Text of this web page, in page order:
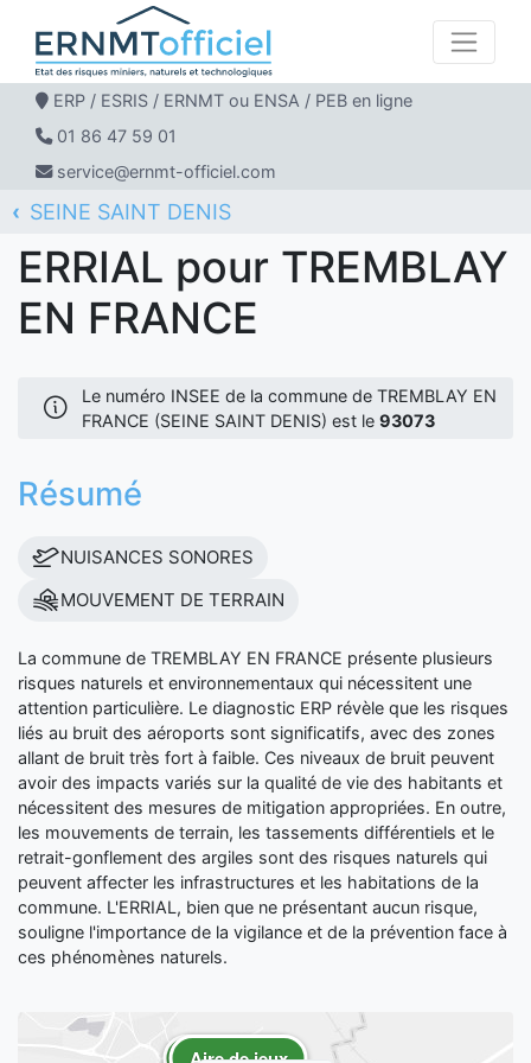
ERP / ESRIS / ERNMT ou ENSA / PEB en ligne
01 86 47 59 01
service@ernmt-officiel.com
ERNMT Officiel
ERRIAL
SEINE SAINT DENIS
TREMBLAY EN FRANCE
ERRIAL pour TREMBLAY
EN FRANCE
Le numéro INSEE de la commune de TREMBLAY EN
FRANCE (SEINE SAINT DENIS) est le 93073
Résumé
NUISANCES SONORES
MOUVEMENT DE TERRAIN
La commune de TREMBLAY EN FRANCE présente plusieurs
risques naturels et environnementaux qui nécessitent une
attention particulière. Le diagnostic ERP révèle que les risques
liés au bruit des aéroports sont significatifs, avec des zones
allant de bruit très fort à faible. Ces niveaux de bruit peuvent
avoir des impacts variés sur la qualité de vie des habitants et
nécessitent des mesures de mitigation appropriées. En outre,
les mouvements de terrain, les tassements différentiels et le
retrait-gonflement des argiles sont des risques naturels qui
peuvent affecter les infrastructures et les habitations de la
commune. L'ERRIAL, bien que ne présentant aucun risque,
souligne l'importance de la vigilance et de la prévention face à
ces phénomènes naturels.